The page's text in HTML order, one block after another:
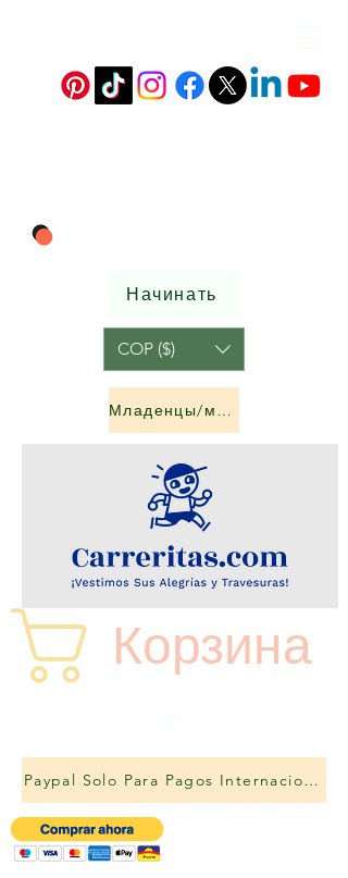
Младенцы/мальчики и девочки
Начинать
COP ($)
Корзина
Paypal Solo Para Pagos Internacionales